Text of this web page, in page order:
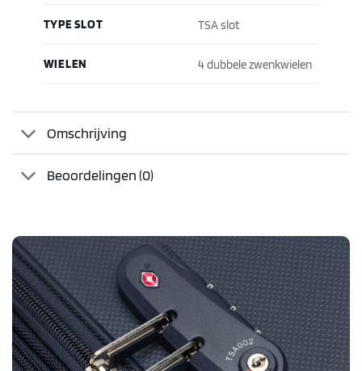
TYPE SLOT TSA slot
WIELEN 4 dubbele zwenkwielen
Omschrijving
Beoordelingen (0)